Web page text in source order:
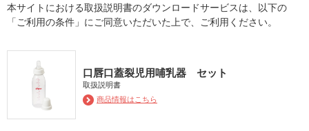
本サイトにおける取扱説明書のダウンロードサービスは、以下の
「ご利用の条件」にご同意いただいた上で、ご利用ください。
口唇口蓋裂児用哺乳器 セット
取扱説明書
商品情報はこちら